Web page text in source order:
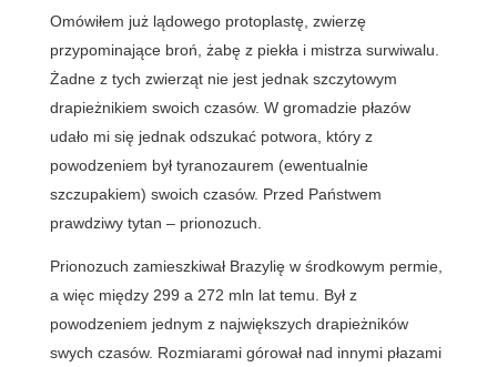
Omówiłem już lądowego protoplastę, zwierzę
przypominające broń, żabę z piekła i mistrza surwiwalu.
Żadne z tych zwierząt nie jest jednak szczytowym
drapieżnikiem swoich czasów. W gromadzie płazów
udało mi się jednak odszukać potwora, który z
powodzeniem był tyranozaurem (ewentualnie
szczupakiem) swoich czasów. Przed Państwem
prawdziwy tytan – prionozuch.
Prionozuch zamieszkiwał Brazylię w środkowym permie,
a więc między 299 a 272 mln lat temu. Był z
powodzeniem jednym z największych drapieżników
swych czasów. Rozmiarami górował nad innymi płazami